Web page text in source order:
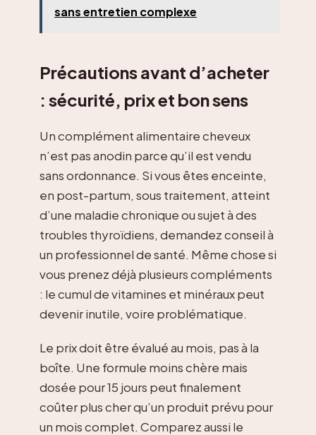
sans entretien complexe
Précautions avant d’acheter
: sécurité, prix et bon sens
Un complément alimentaire cheveux
n’est pas anodin parce qu’il est vendu
sans ordonnance. Si vous êtes enceinte,
en post-partum, sous traitement, atteint
d’une maladie chronique ou sujet à des
troubles thyroïdiens, demandez conseil à
un professionnel de santé. Même chose si
vous prenez déjà plusieurs compléments
: le cumul de vitamines et minéraux peut
devenir inutile, voire problématique.
Le prix doit être évalué au mois, pas à la
boîte. Une formule moins chère mais
dosée pour 15 jours peut finalement
coûter plus cher qu’un produit prévu pour
un mois complet. Comparez aussi le